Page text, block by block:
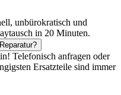
unbürokratisch und
in 20 Minuten.
Telefonisch anfragen oder
Ersatzteile sind immer